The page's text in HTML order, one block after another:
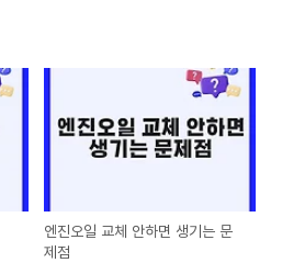
엔진오일 교체 안하면 생기는 문
제점